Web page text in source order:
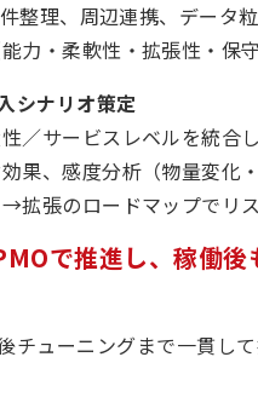
整理、周辺連携、データ
力・柔軟性・拡張性・保
シナリオ策定
／サービスレベルを統合
果、感度分析（物量変化・
拡張のロードマップでリ
で推進し、稼働後
チューニングまで一貫し